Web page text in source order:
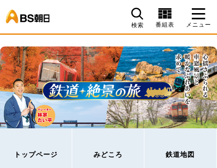
検索 番組表 メニュー
トップページ みどころ 鉄道地図